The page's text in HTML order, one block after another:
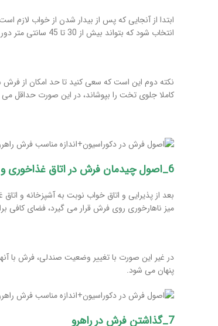
ابتدا از آنجایی که پس از بیدار شدن از خواب لازم
انتخاب شود که بتواند بیش از 30 تا 45 سانتی متر دور تخت شما را بپوشاند.
نکته دوم این است که سعی کنید تا حد امکان از فرش
کاملا جلوی تخت را بپوشاند، در این صورت حداقل می
6_اصول چیدمان فرش در اتاق غذاخوری و آشپزخانه
بعد از پذیرایی و اتاق خواب نوبت به آشپزخانه و
میز ناهارخوری روی فرش قرار می گیرد، فضای
در غیر این صورت با تغییر وضعیت صندلی، فرش با
پنهان می شود.
7_گذاشتن فرش در راهرو